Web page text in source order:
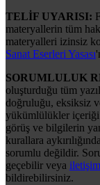
TELİF UYARISI:
materyallerin tüm
materyalleri izinsiz
Sanat Eserleri Yasası
SORUMLULUK
oluşturduğu tüm
doğruluğu, eksiksiz
yükümlülükler içeriği
görüş ve bilgilerin
kurallara
sorumlu değildir.
geçebilir veya
bildirebilirsiniz.